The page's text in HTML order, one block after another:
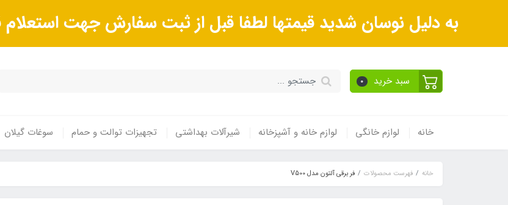
به دلیل نوسان شدید قیمتها لطفا قبل از ثبت سفارش جهت
سبد خرید 0
خانه لوازم خانگی لوازم خانه و آشپزخانه شیرآلات بهداشتی تجهیزات توالت و حمام سوغات گیلان
خانه فهرست محصولات فر برقی آلتون مدل V500